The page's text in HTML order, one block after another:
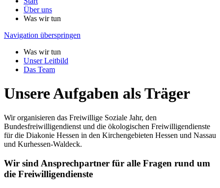
Über uns
Was wir tun
Navigation überspringen
Was wir tun
Unser Leitbild
Das Team
Unsere Aufgaben als Träger
Wir organisieren das Freiwillige Soziale Jahr, den
Bundesfreiwilligendienst und die ökologischen Freiwilligendienste
für die Diakonie Hessen in den Kirchengebieten Hessen und Nassau
und Kurhessen-Waldeck.
Wir sind Ansprechpartner für alle Fragen rund um
die Freiwilligendienste